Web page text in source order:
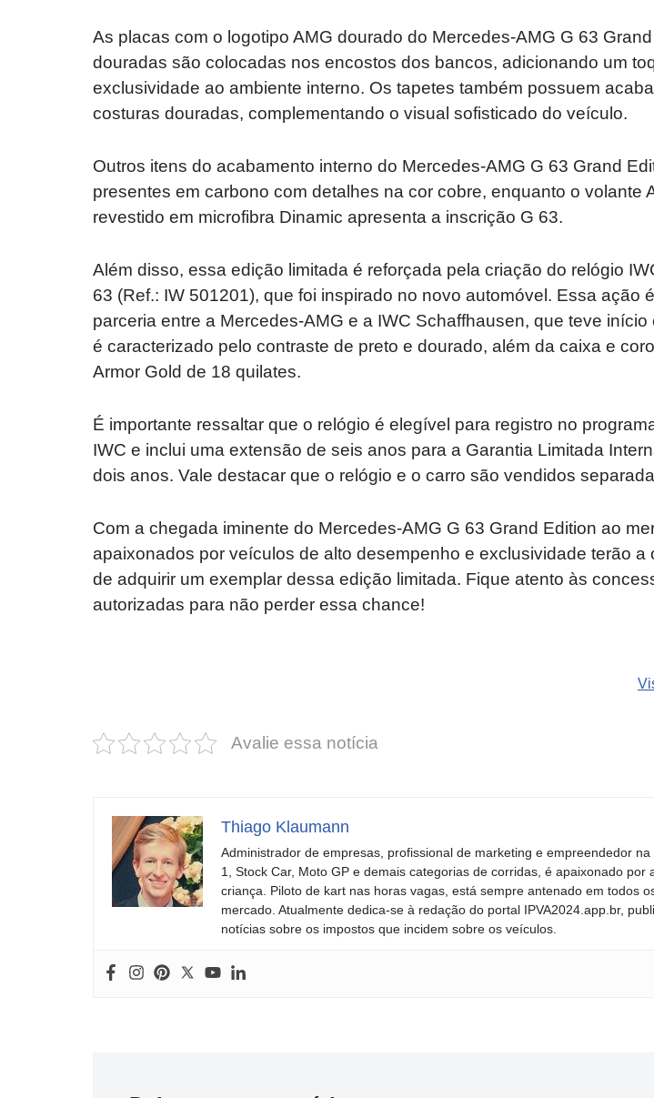
As placas com o logotipo AMG dourado do Mercedes-AMG G 63
douradas são colocadas nos encostos dos bancos, adicionando um
exclusividade ao ambiente interno. Os tapetes também possuem
costuras douradas, complementando o visual sofisticado do veículo.
Outros itens do acabamento interno do Mercedes-AMG G 63 Grand
presentes em carbono com detalhes na cor cobre, enquanto o volante
revestido em microfibra Dinamic apresenta a inscrição G 63.
Além disso, essa edição limitada é reforçada pela criação do relógio
63 (Ref.: IW 501201), que foi inspirado no novo automóvel. Essa ação
parceria entre a Mercedes-AMG e a IWC Schaffhausen, que teve início
é caracterizado pelo contraste de preto e dourado, além da caixa e
Armor Gold de 18 quilates.
É importante ressaltar que o relógio é elegível para registro no
IWC e inclui uma extensão de seis anos para a Garantia Limitada
dois anos. Vale destacar que o relógio e o carro são vendidos
Com a chegada iminente do Mercedes-AMG G 63 Grand Edition ao
apaixonados por veículos de alto desempenho e exclusividade terão a
de adquirir um exemplar dessa edição limitada. Fique atento às
autorizadas para não perder essa chance!
2025!
de emoção
roubados
Avalie essa notícia
Thiago Klaumann
Administrador de empresas, profissional de marketing e empreendedor
1, Stock Car, Moto GP e demais categorias de corridas, é apaixonado por
criança. Piloto de kart nas horas vagas, está sempre antenado em todos
mercado. Atualmente dedica-se à redação do portal IPVA2024.app.br,
notícias sobre os impostos que incidem sobre os veículos.